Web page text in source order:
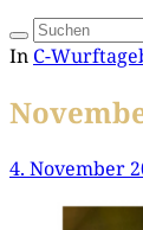
In C-
4. November